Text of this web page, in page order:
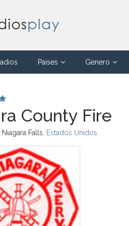
Paises Genero
County Fire
Falls, Estados Unidos